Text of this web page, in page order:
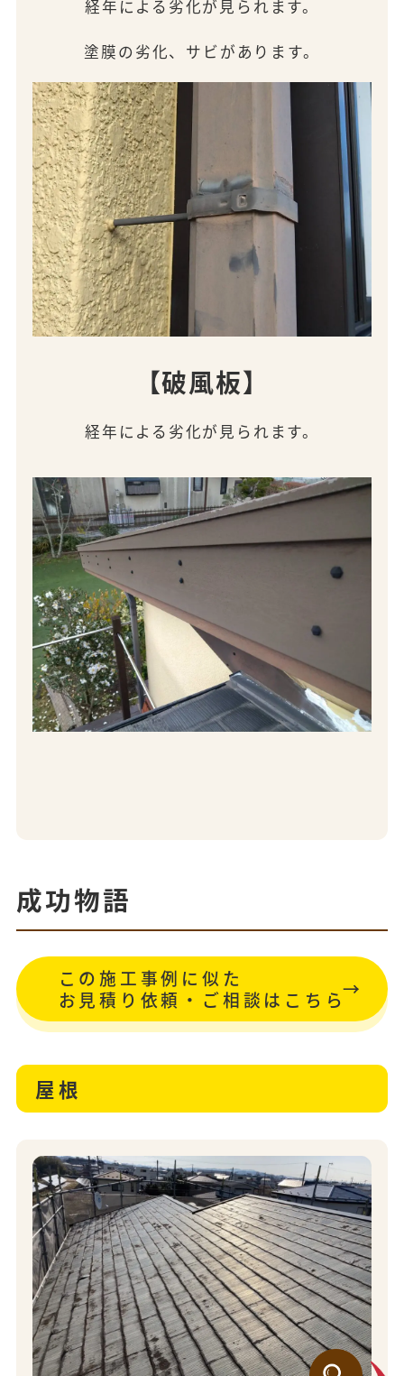
経年による劣化が見られます。
塗膜の劣化、サビがあります。
【破風板】
経年による劣化が見られます。
成功物語
この施工事例に似た
お見積り依頼・ご相談はこちら
屋根